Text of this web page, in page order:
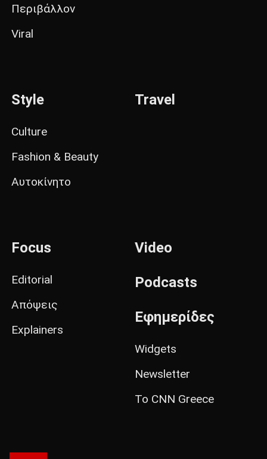
Περιβάλλον
Viral
Style
Culture
Fashion & Beauty
Αυτοκίνητο
Travel
Focus
Editorial
Απόψεις
Explainers
Video
Podcasts
Εφημερίδες
Widgets
Newsletter
Το CNN Greece